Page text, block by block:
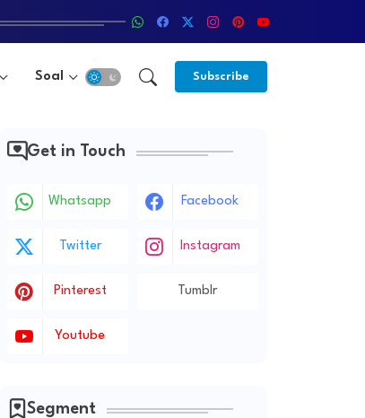
Soal Metode Subscribe
Get in Touch
Whatsapp Facebook
Twitter Instagram
Pinterest Tumblr
Youtube
Segment